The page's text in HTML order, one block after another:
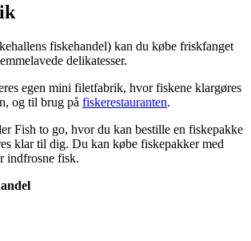
fiskehandel) kan du købe friskfanget
delikatesser.
egen mini filetfabrik, hvor fiskene klargøres
og til brug på fiskerestauranten.
Fish to go, hvor du kan bestille en fiskepakke
klar til dig. Du kan købe fiskepakker med
indfrosne fisk.